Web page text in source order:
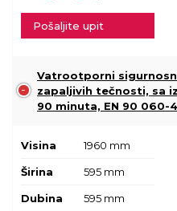
Pošaljite upit
Vatrootporni
zapaljivih tečnosti, sa
90 minuta, EN 90 060-4
Visina 1960 mm
Širina 595 mm
Dubina 595 mm